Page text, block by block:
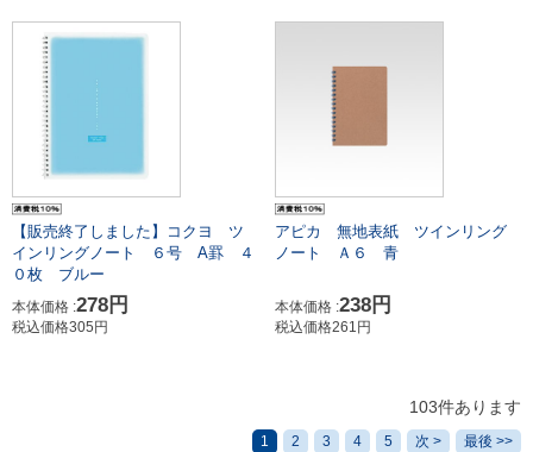
【販売終了しました】コクヨ ツ
インリングノート ６号 A罫 ４
０枚 ブルー
本体価格 :278円
税込価格305円
アピカ 無地表紙 ツインリング
ノート Ａ６ 青
本体価格 :238円
税込価格261円
103件あります
1 2 3 4 5 次 > 最後 >>